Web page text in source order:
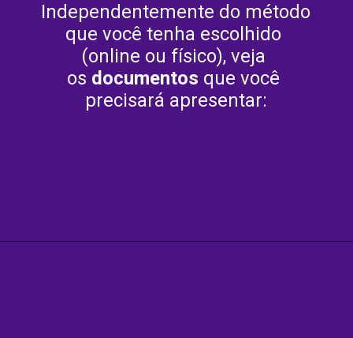
Independentemente do método
que você tenha escolhido
(online ou físico), veja
os documentos que você
precisará apresentar: